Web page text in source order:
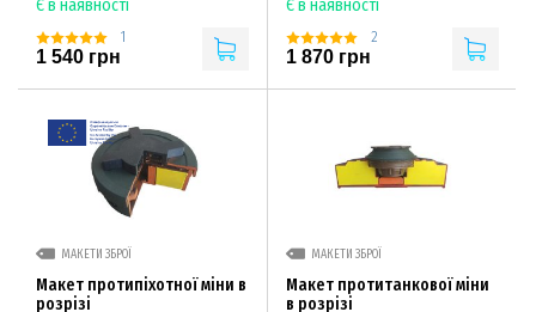
Є в наявності
1
1 540 грн
Є в наявності
2
1 870 грн
МАКЕТИ ЗБРОЇ
Макет протипіхотної міни в
розрізі
МАКЕТИ ЗБРОЇ
Макет протитанкової міни
в розрізі